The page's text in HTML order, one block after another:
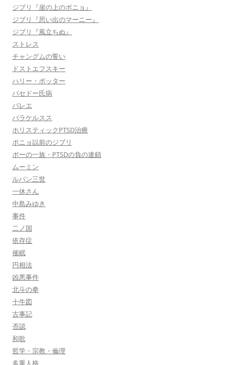
ジブリ『崖の上のポニョ』
ジブリ『思い出のマーニー』
ジブリ『風立ちぬ』
ストレス
チャングムの誓い
ドストエフスキー
ハリー・ポッター
バセドー氏病
バレエ
パラケルスス
ホリスティックPTSD治療
ポニョ以前のジブリ
ポーの一族・PTSDの負の連鎖
ムーミン
ルパン三世
一休さん
中島みゆき
事件
二ノ国
依存症
催眠
円相法
凶悪事件
北斗の拳
十牛図
古事記
否認
和歌
哲学・宗教・倫理
多重人格